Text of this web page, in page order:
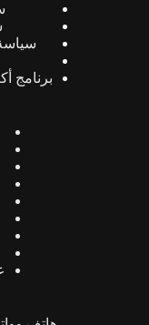
برنامج